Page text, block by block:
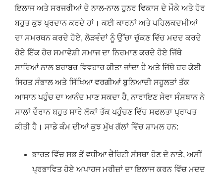
ਇਲਾਜ ਅਤੇ ਸਰਜਰੀਆਂ ਦੇ ਨਾਲ-ਨਾਲ ਹੁਨਰ ਵਿਕਾਸ ਦੇ ਮੌਕੇ ਅਤੇ ਹੋਰ
ਬਹੁਤ ਕੁਝ ਪ੍ਰਦਾਨ ਕਰਦੇ ਹਾਂ। ਕਈ ਕਾਰਨਾਂ ਅਤੇ ਪਹਿਲਕਦਮੀਆਂ
ਦਾ ਸਮਰਥਨ ਕਰਦੇ ਹੋਏ, ਲੋੜਵੰਦਾਂ ਨੂੰ ਉੱਚਾ ਚੁੱਕਣ ਵਿੱਚ ਮਦਦ ਕਰਦੇ
ਹੋਏ ਇੱਕ ਹੋਰ ਸਮਾਵੇਸ਼ੀ ਸਮਾਜ ਦਾ ਨਿਰਮਾਣ ਕਰਦੇ ਹੋਏ ਜਿੱਥੇ
ਸਾਰਿਆਂ ਨਾਲ ਬਰਾਬਰ ਵਿਵਹਾਰ ਕੀਤਾ ਜਾਂਦਾ ਹੈ ਅਤੇ ਜਿੱਥੇ ਹਰ ਕੋਈ
ਸਿਹਤ ਸੰਭਾਲ ਅਤੇ ਸਿੱਖਿਆ ਵਰਗੀਆਂ ਬੁਨਿਆਦੀ ਸਹੂਲਤਾਂ ਤੱਕ
ਆਸਾਨ ਪਹੁੰਚ ਦਾ ਆਨੰਦ ਮਾਣ ਸਕਦਾ ਹੈ, ਨਾਰਾਇਣ ਸੇਵਾ ਸੰਸਥਾਨ ਨੇ
ਸਾਲਾਂ ਦੌਰਾਨ ਬਹੁਤ ਸਾਰੇ ਲੋਕਾਂ ਤੱਕ ਪਹੁੰਚਣ ਵਿੱਚ ਸਫਲਤਾ ਪ੍ਰਾਪਤ
ਕੀਤੀ ਹੈ। ਸਾਡੇ ਕੰਮ ਦੀਆਂ ਕੁਝ ਮੁੱਖ ਗੱਲਾਂ ਵਿੱਚ ਸ਼ਾਮਲ ਹਨ:
ਭਾਰਤ ਵਿੱਚ ਸਭ ਤੋਂ ਵਧੀਆ ਚੈਰਿਟੀ ਸੰਸਥਾ ਹੋਣ ਦੇ ਨਾਤੇ, ਅਸੀਂ
ਪ੍ਰਭਾਵਿਤ ਹੋਏ ਅਪਾਹਜ ਮਰੀਜ਼ਾਂ ਦਾ ਇਲਾਜ ਕਰਨ ਵਿੱਚ ਮਦਦ